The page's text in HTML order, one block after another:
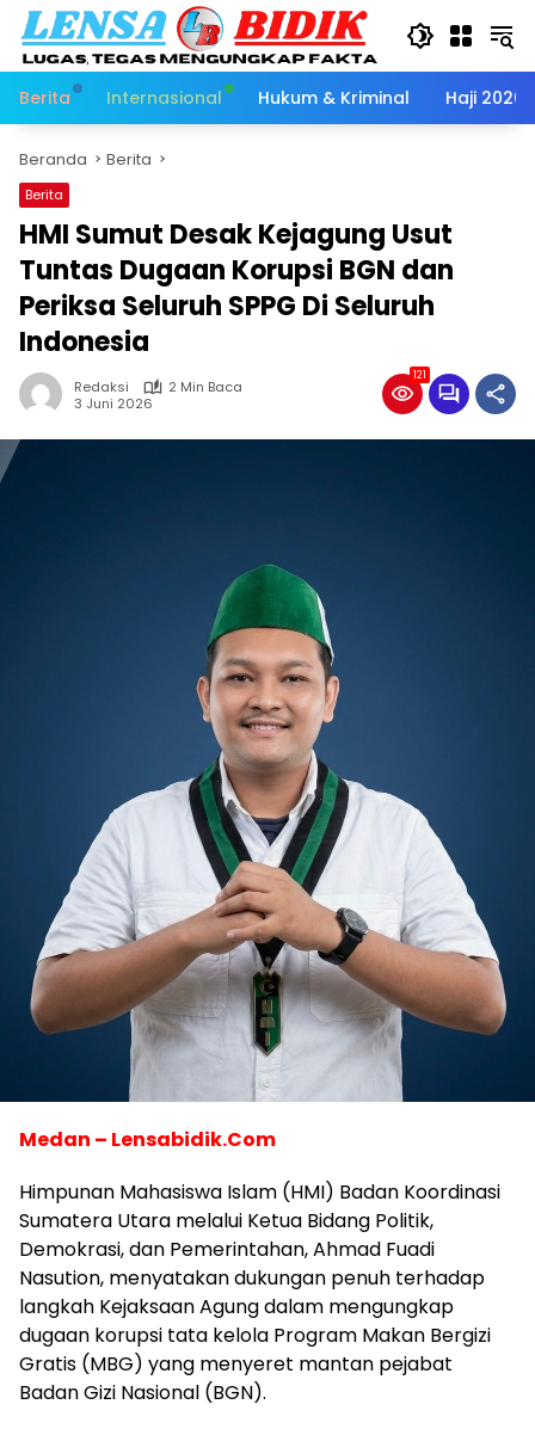
Langsung
konten
Berita
Internasional Hukum & Kriminal Haji 2026
Beranda Berita
Berita
HMI Sumut Desak Kejagung Usut
Tuntas Dugaan Korupsi BGN dan
Periksa Seluruh SPPG Di Seluruh
Indonesia
Redaksi
2 Min Baca
3 Juni 2026
121
Medan – Lensabidik.Com
Himpunan Mahasiswa Islam (HMI) Badan Koordinasi
Sumatera Utara melalui Ketua Bidang Politik,
Demokrasi, dan Pemerintahan, Ahmad Fuadi
Nasution, menyatakan dukungan penuh terhadap
langkah Kejaksaan Agung dalam mengungkap
dugaan korupsi tata kelola Program Makan Bergizi
Gratis (MBG) yang menyeret mantan pejabat
Badan Gizi Nasional (BGN).